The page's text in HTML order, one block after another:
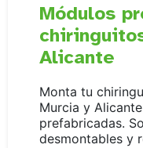
Módulos
Alicante
Monta tu
Murcia y
prefabricadas.
desmontables y